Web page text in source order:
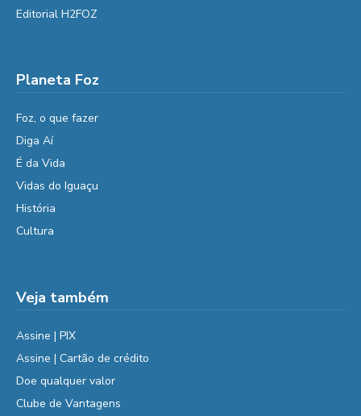
Editorial H2FOZ
Planeta Foz
Foz, o que fazer
Diga Aí
É da Vida
Vidas do Iguaçu
História
Cultura
Veja também
Assine | PIX
Assine | Cartão de crédito
Doe qualquer valor
Clube de Vantagens